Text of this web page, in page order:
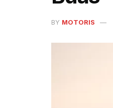
BY MOTORIS